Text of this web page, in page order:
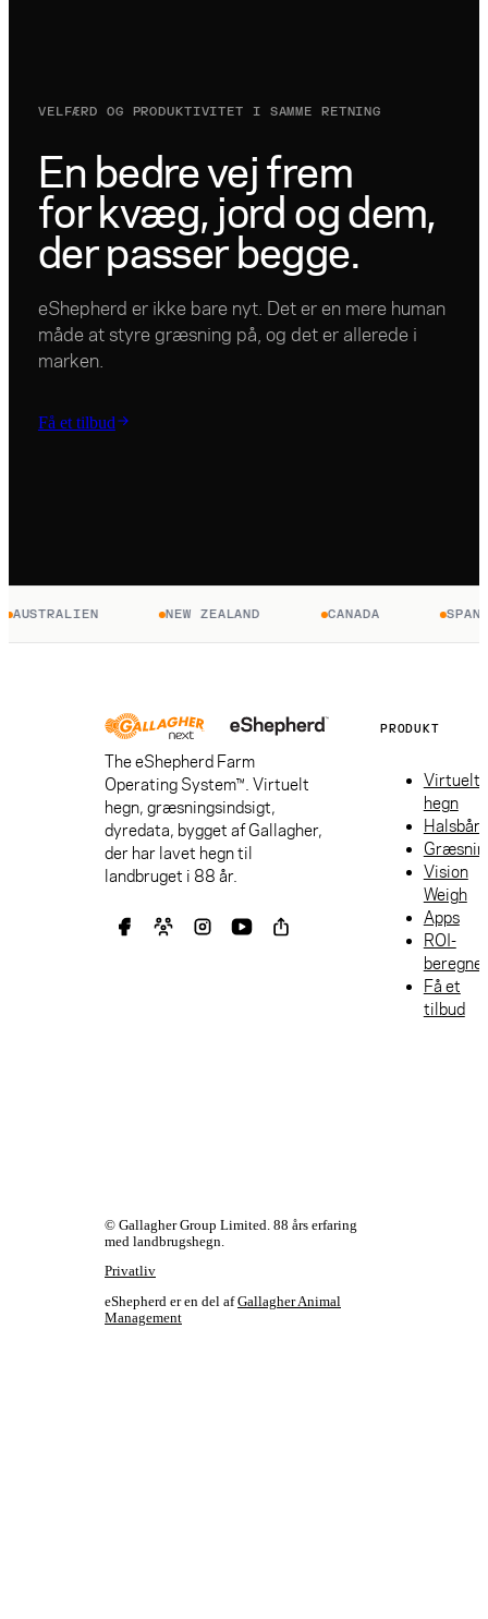
VELFÆRD OG PRODUKTIVITET I SAMME RETNING
En bedre vej frem
for kvæg, jord og dem,
der passer begge.
eShepherd er ikke bare nyt. Det er en mere human
måde at styre græsning på, og det er allerede i
marken.
Få et tilbud
NEW ZEALAND CANADA SPANIEN
The eShepherd Farm
Operating System™. Virtuelt
hegn, græsningsindsigt,
dyredata, bygget af Gallagher,
der har lavet hegn til
landbruget i 88 år.
PRODUKT
Virtuelt
hegn
Vision
Weigh
Apps
ROI-
beregner
Få et
tilbud
© Gallagher Group Limited. 88 års erfaring
med landbrugshegn.
Privatliv
eShepherd er en del afGallagher Animal
Management